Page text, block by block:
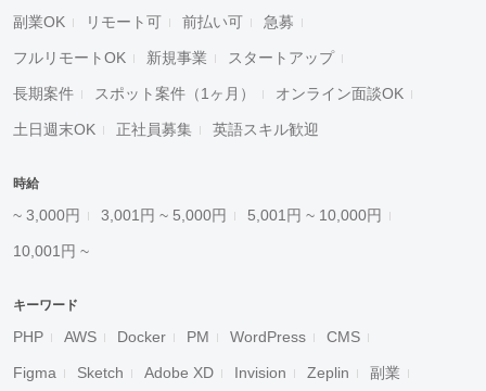
副業OK リモート可 前払い可 急募
フルリモートOK 新規事業 スタートアップ
長期案件 スポット案件（1ヶ月） オンライン面談OK
土日週末OK 正社員募集 英語スキル歓迎
時給
~ 3,000円 3,001円 ~ 5,000円 5,001円 ~ 10,000円
10,001円 ~
キーワード
PHP AWS Docker PM WordPress CMS
Figma Sketch Adobe XD Invision Zeplin 副業